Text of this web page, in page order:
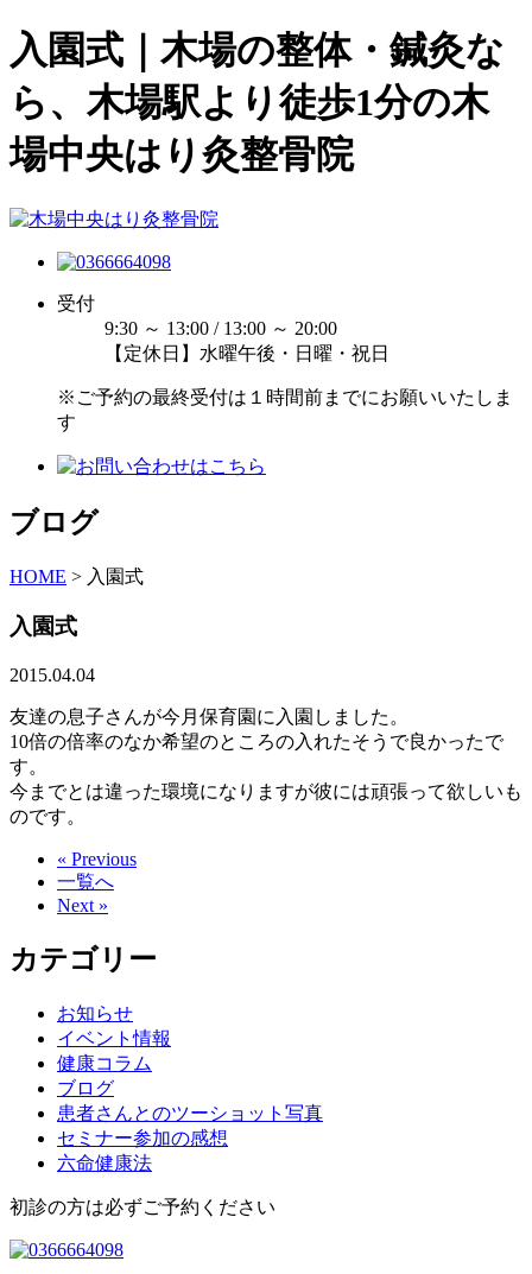
入園式｜木場の整体・鍼灸な
ら、木場駅より徒歩1分の木
場中央はり灸整骨院
受付
9:30 ～ 13:00 / 13:00 ～ 20:00
【定休日】水曜午後・日曜・祝日
※ご予約の最終受付は１時間前までにお願いいたしま
す
ブログ
HOME > 入園式
入園式
2015.04.04
友達の息子さんが今月保育園に入園しました。
10倍の倍率のなか希望のところの入れたそうで良かったで
す。
今までとは違った環境になりますが彼には頑張って欲しいも
のです。
« Previous
一覧へ
Next »
カテゴリー
お知らせ
イベント情報
健康コラム
ブログ
患者さんとのツーショット写真
セミナー参加の感想
六命健康法
初診の方は必ずご予約ください